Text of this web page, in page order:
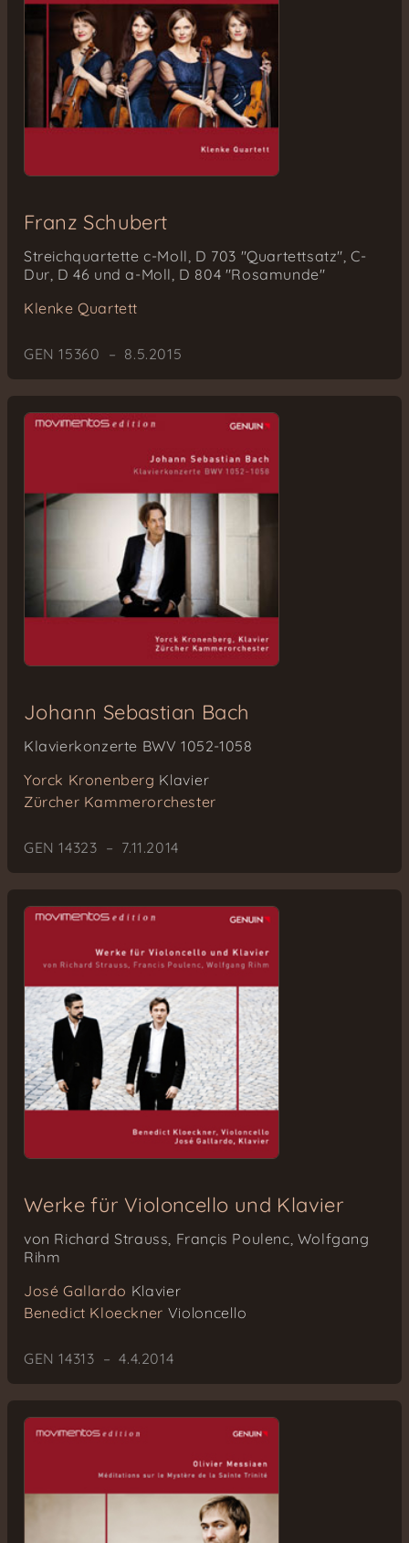
Franz Schubert
Streichquartette c-Moll, D 703 "Quartettsatz", C-
Dur, D 46 und a-Moll, D 804 "Rosamunde"
Klenke Quartett
GEN 15360 – 8.5.2015
Johann Sebastian Bach
Klavierkonzerte BWV 1052-1058
Yorck Kronenberg Klavier
Zürcher Kammerorchester
GEN 14323 – 7.11.2014
Werke für Violoncello und Klavier
von Richard Strauss, Françis Poulenc, Wolfgang
Rihm
José Gallardo Klavier
Benedict Kloeckner Violoncello
GEN 14313 – 4.4.2014